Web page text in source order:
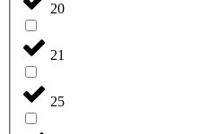
20
21
25